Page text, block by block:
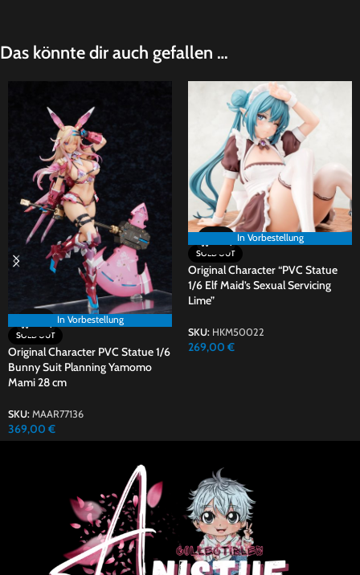
Das könnte dir auch gefallen …
In Vorbestellung
SOLD OUT
Original Character PVC Statue 1/6
Bunny Suit Planning Yamomo
Mami 28 cm
SKU: MAAR77136
369,00 €
In Vorbestellung
SOLD OUT
Original Character “PVC Statue
1/6 Elf Maid’s Sexual Servicing
Lime”
SKU: HKM50022
269,00 €